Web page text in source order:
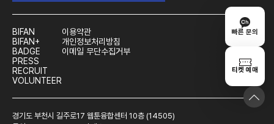
빠른 문의
티켓 예매
BIFAN
BIFAN+
BADGE
PRESS
RECRUIT
VOLUNTEER
이용약관
개인정보처리방침
이메일 무단수집거부
경기도 부천시 길주로17 웹툰융합센터 10층 (14505)